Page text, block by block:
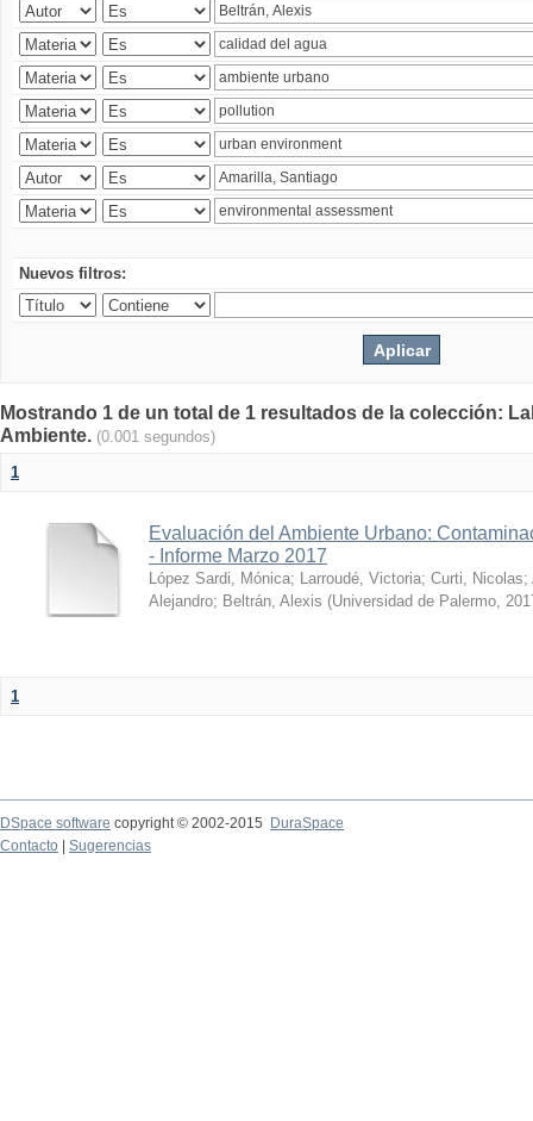
Nuevos filtros:
Mostrando 1 de un total de 1 resultados de la colección:
Ambiente. (0.001 segundos)
1
Evaluación del Ambiente Urbano:
- Informe Marzo 2017
López Sardi, Mónica; Larroudé, Victoria; Curti, Nicolas;
Alejandro; Beltrán, Alexis (Universidad de Palermo,
1
DSpace software copyright © 2002-2015
DuraSpace
Contacto
Sugerencias